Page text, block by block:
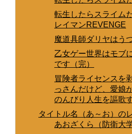
転生したらスライム
レイマンREVENGE
魔道具師ダリヤはう
乙女ゲー世界はモブ
です（完）
冒険者ライセンスを
っさんだけど、愛娘
のんびり人生を謳歌
タイトル名（あ～お）の
あおざくら（防衛大